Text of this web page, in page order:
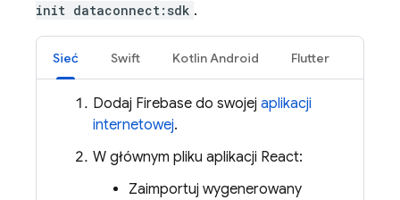
init dataconnect:sdk .
Sieć Swift Kotlin Android Flutter
Dodaj Firebase do swojej aplikacji
internetowej.
W głównym pliku aplikacji React:
Zaimportuj wygenerowany